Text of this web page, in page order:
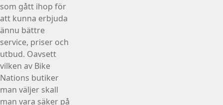
som gått ihop för
att kunna erbjuda
ännu bättre
service, priser och
utbud. Oavsett
vilken av Bike
Nations butiker
man väljer skall
man vara säker på